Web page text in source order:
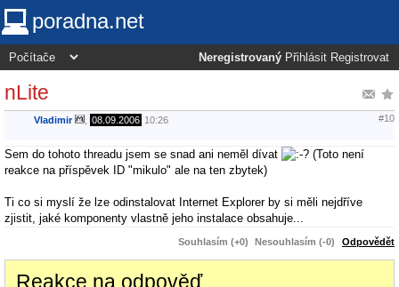
poradna.net
Neregistrovaný Přihlásit Registrovat
nLite
Vladimir 08.09.2006 10:26 #10
Sem do tohoto threadu jsem se snad ani neměl dívat
(Toto není
reakce na příspěvek ID "mikulo" ale na ten zbytek)
Ti co si myslí že lze odinstalovat Internet Explorer by si měli nejdříve
zjistit, jaké komponenty vlastně jeho instalace obsahuje...
Souhlasím (+0) Nesouhlasím (-0) Odpovědět
Reakce na odpověď